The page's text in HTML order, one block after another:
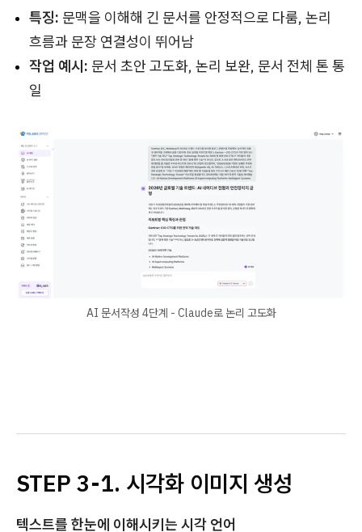
특징: 문맥을 이해해 긴 문서를 안정적으로 다룸, 논리
흐름과 문장 연결성이 뛰어남
작업 예시: 문서 초안 고도화, 논리 보완, 문서 전체 톤 통
일
AI 문서작성 4단계 - Claude로 논리 고도화
STEP 3-1. 시각화 이미지 생성
텍스트를 한눈에 이해시키는 시각 언어